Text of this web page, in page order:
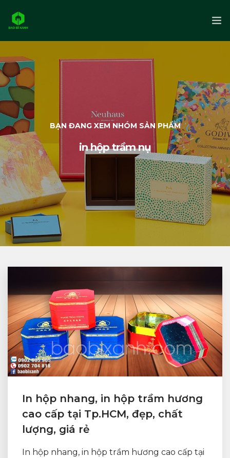
Giới thiệu
Sản phẩm
Liên hệ BẠN ĐANG XEM NHÓM SẢN PHẨM
in hộp trầm nụ
In hộp nhang, in hộp trầm hương
cao cấp tại Tp.HCM, đẹp, chất
lượng, giá rẻ
In hộp nhang, in hộp trầm hương cao cấp tại